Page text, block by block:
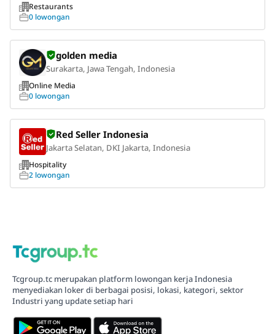
Restaurants
0 lowongan
golden media
Surakarta, Jawa Tengah, Indonesia
Online Media
0 lowongan
Red Seller Indonesia
Jakarta Selatan, DKI Jakarta, Indonesia
Hospitality
2 lowongan
Tcgroup.tc merupakan platform lowongan kerja Indonesia
menyediakan loker di berbagai posisi, lokasi, kategori, sektor
Industri yang update setiap hari